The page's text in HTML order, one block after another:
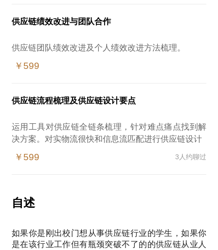
2010-2011 对施耐德北京工厂SAP系统需求预测改进
降低库存，荣获公司BRAVO二等奖
SAP系统上线流程梳理，员工培训工作
2016年负责某德资外企SAP系统优化改进项目
2021年参与某生物科技有限公司供应链计划改进项目
供应链绩效改进与团队合作
￥599
供应链流程梳理及供应链设计要点
运用工具对供应链全链条梳理，针对难点痛点找到解
￥599 3人约聊过
自述
如果你是刚出校门想从事供应链行业的学生，如果你
是在该行业工作但有瓶颈突破不了的的供应链从业人